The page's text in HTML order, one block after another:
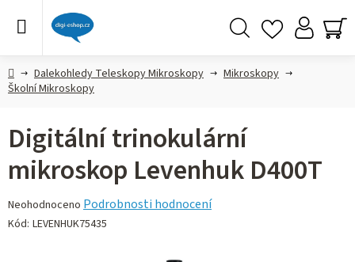
DomůDalekohledy Teleskopy Mikroskopy
Mikroskopy
Školní Mikroskopy
Digitální trinokulární
mikroskop Levenhuk D400T
Průměrné
hodnocení
Neohodnoceno Podrobnosti hodnocení
Kód: LEVENHUK75435